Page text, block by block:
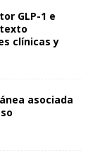
GLP-1 e
clínicas y
asociada